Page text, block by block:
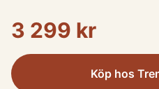
3 299 kr
Köp hos